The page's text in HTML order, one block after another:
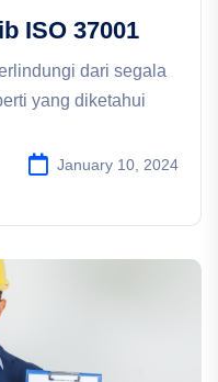
ISO 37001
dari segala
yang diketahui
January 10, 2024